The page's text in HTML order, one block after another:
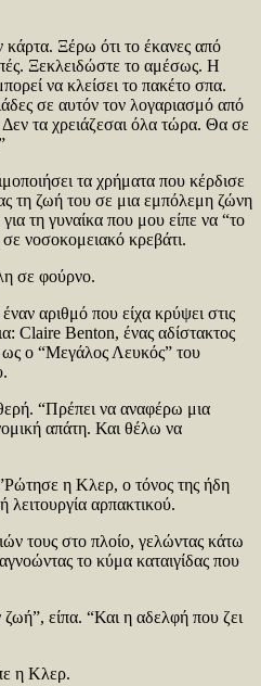
Ξέρω ότι το έκανες από
Ξεκλειδώστε το αμέσως. Η
να κλείσει το πακέτο σπα.
σε αυτόν τον λογαριασμό από
τα χρειάζεσαι όλα τώρα. Θα σε
τα χρήματα που κέρδισε
τη ζωή του σε μια εμπόλεμη ζώνη
τη γυναίκα που μου είπε να “το
νοσοκομειακό κρεβάτι.
σε φούρνο.
αριθμό που είχα κρύψει στις
Claire Benton, ένας αδίστακτος
ως ο “Μεγάλος Λευκός” του
“Πρέπει να αναφέρω μια
απάτη. Και θέλω να
η Κλερ, ο τόνος της ήδη
λειτουργία αρπακτικού.
τους στο πλοίο, γελώντας κάτω
το κύμα καταιγίδας που
είπα. “Και η αδελφή που ζει
η Κλερ.